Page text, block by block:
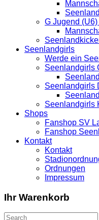
G Jugend (U6)
Seenlandgirls
Werde ein
Seenlandgirls
Seenlandgirls
Seenlandgirls
Shops
Fanshop SV
Fanshop
Kontakt
Kontakt
Ordnungen
Impressum
Ihr Warenkorb